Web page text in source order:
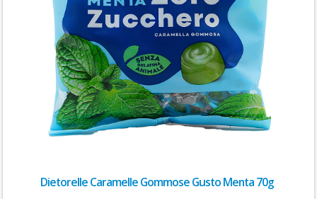
Dietorelle Caramelle Gommose Gusto Menta 70g